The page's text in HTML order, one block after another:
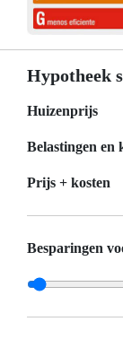
Hypotheek
Huizenprijs
Belastingen en
Prijs + kosten
Besparingen